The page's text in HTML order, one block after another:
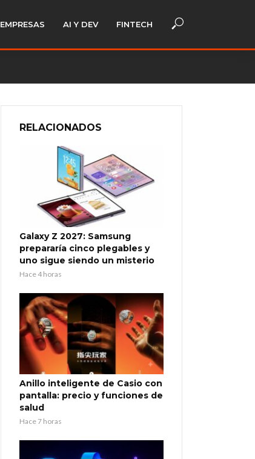
EMPRESAS AI Y DEV FINTECH
RELACIONADOS
Galaxy Z 2027: Samsung
prepararía cinco plegables y
uno sigue siendo un misterio
Hace 4 horas
Anillo inteligente de Casio con
pantalla: precio y funciones de
salud
Hace 7 horas